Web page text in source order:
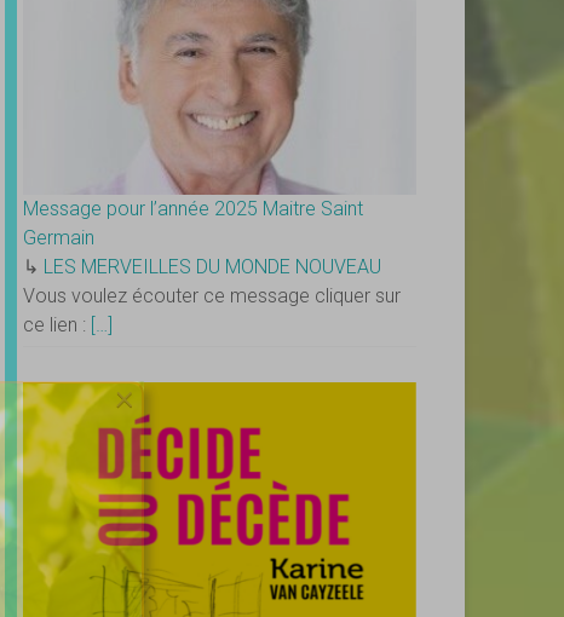
Message pour l’année 2025 Maitre Saint
Germain
↳ LES MERVEILLES DU MONDE NOUVEAU
Vous voulez écouter ce message cliquer sur
ce lien : […]
×